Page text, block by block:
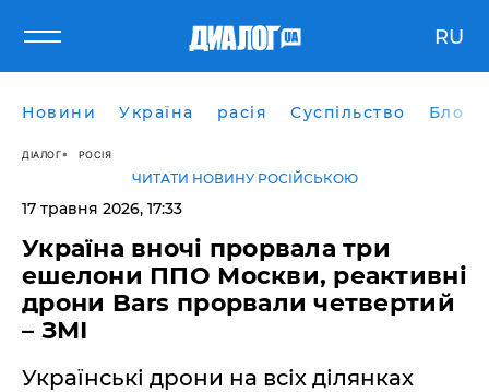
RU
Новини Україна расія Суспільство Блоги
ДІАЛОГ РОСІЯ
ЧИТАТИ НОВИНУ РОСІЙСЬКОЮ
17 травня 2026, 17:33
​Україна вночі прорвала три
ешелони ППО Москви, реактивні
дрони Bars прорвали четвертий
– ЗМІ
Українські дрони на всіх ділянках